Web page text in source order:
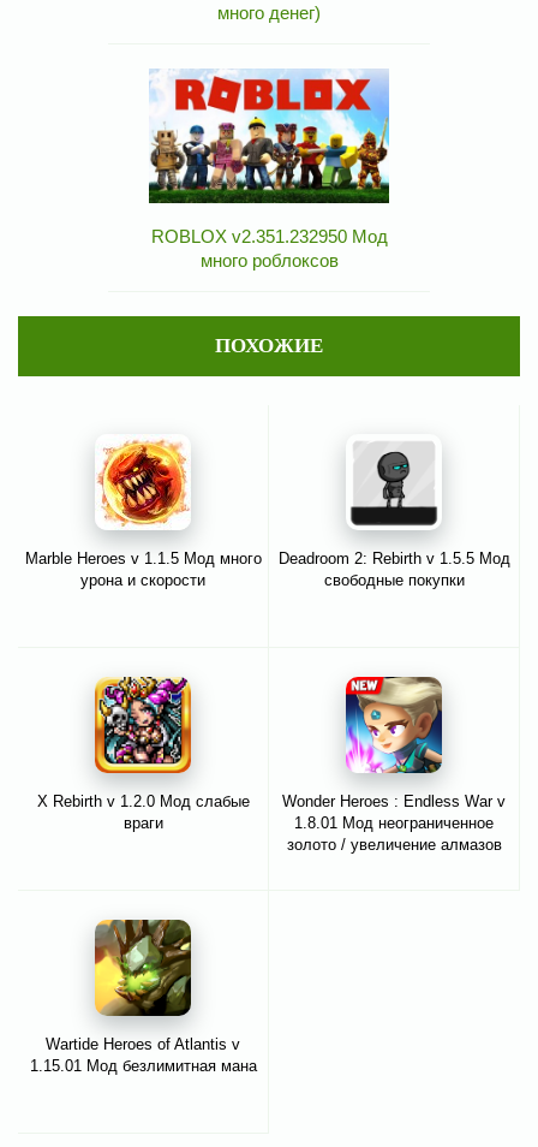
много денег)
ROBLOX v2.351.232950 Мод
много роблоксов
ПОХОЖИЕ
Marble Heroes v 1.1.5 Мод много
урона и скорости
Deadroom 2: Rebirth v 1.5.5 Мод
свободные покупки
X Rebirth v 1.2.0 Мод слабые
враги
Wonder Heroes : Endless War v
1.8.01 Мод неограниченное
золото / увеличение алмазов
Wartide Heroes of Atlantis v
1.15.01 Мод безлимитная мана